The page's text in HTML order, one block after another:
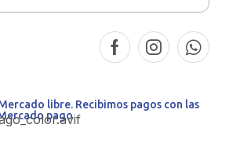
libre. Recibimos pagos con las
pago